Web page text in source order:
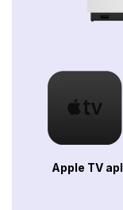
Apple TV